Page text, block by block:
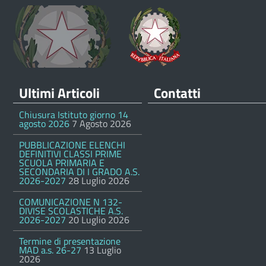
Ultimi Articoli
Chiusura Istituto giorno 14
agosto 2026 7 Agosto 2026
PUBBLICAZIONE ELENCHI
DEFINITIVI CLASSI PRIME
SCUOLA PRIMARIA E
SECONDARIA DI I GRADO A.S.
2026-2027 28 Luglio 2026
COMUNICAZIONE N 132-
DIVISE SCOLASTICHE A.S.
2026-2027 20 Luglio 2026
Termine di presentazione
MAD a.s. 26-27 13 Luglio
2026
Contatti